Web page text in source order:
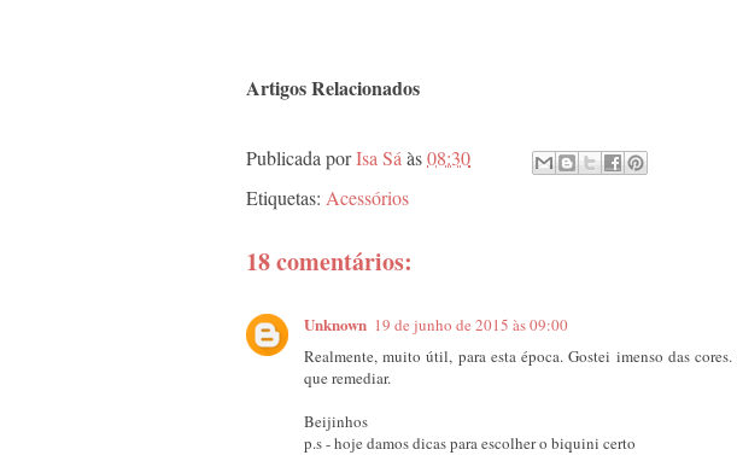
Artigos Relacionados
Publicada porIsa Sá às08:30
Etiquetas: Acessórios
18 comentários:
Unknown 19 de junho de 2015 às 09:00
Realmente, muito útil, para esta época. Gostei imenso das
que remediar.
Beijinhos
p.s - hoje damos dicas para escolher o biquini certo